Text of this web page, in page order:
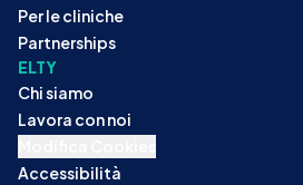
Per le cliniche
Partnerships
ELTY
Chi siamo
Lavora con noi
Accessibilità